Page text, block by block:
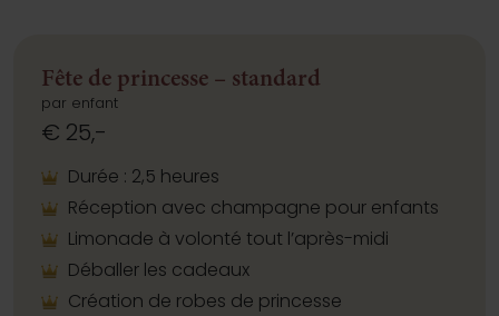
Fête de princesse – standard
par enfant
€ 25,-
Durée : 2,5 heures
Réception avec champagne pour enfants
Limonade à volonté tout l’après-midi
Déballer les cadeaux
Création de robes de princesse